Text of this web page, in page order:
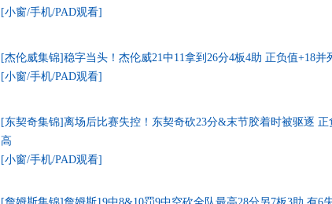
[小窗/手机/PAD观看]
[杰伦威集锦]稳字当头！杰伦威21中11拿到26分4板4助 正负值+18并
[小窗/手机/PAD观看]
[东契奇集锦]离场后比赛失控！东契奇砍23分&末节胶着时被驱逐 正
高
[小窗/手机/PAD观看]